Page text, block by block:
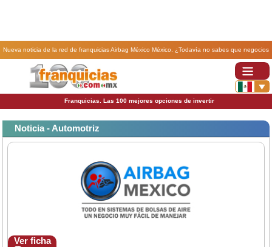
Nueva noticia de la red de franquicias Airbag México México. ¿Todavía no sabes que negocios
poner? Airbag es una franquicia fácil de manejar y con buenas ganancias..
Franquicias. Las 100 mejores opciones de invertir
Noticia - Automotriz
Ver ficha